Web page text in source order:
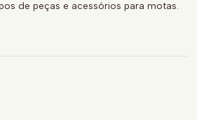
de peças e acessórios para motas.